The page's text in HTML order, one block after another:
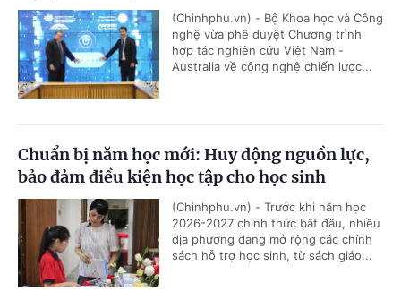
(Chinhphu.vn) - Bộ Khoa học và Công
nghệ vừa phê duyệt Chương trình
hợp tác nghiên cứu Việt Nam -
Australia về công nghệ chiến lược...
Chuẩn bị năm học mới: Huy động nguồn lực,
bảo đảm điều kiện học tập cho học sinh
(Chinhphu.vn) - Trước khi năm học
2026-2027 chính thức bắt đầu, nhiều
địa phương đang mở rộng các chính
sách hỗ trợ học sinh, từ sách giáo...